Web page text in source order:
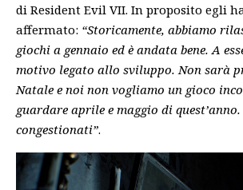
di Resident Evil VII. In proposito egli
affermato: “Storicamente, abbiamo
giochi a gennaio ed è andata bene. A
motivo legato allo sviluppo. Non sarà
Natale e noi non vogliamo un gioco
guardare aprile e maggio di quest’anno.
congestionati”.